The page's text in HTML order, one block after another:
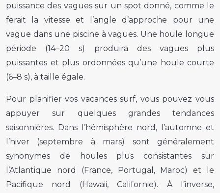
puissance des vagues sur un spot donné, comme le
ferait la vitesse et l’angle d’approche pour une
vague dans une piscine à vagues. Une houle longue
période (14–20 s) produira des vagues plus
puissantes et plus ordonnées qu’une houle courte
(6–8 s), à taille égale.
Pour planifier vos vacances surf, vous pouvez vous
appuyer sur quelques grandes tendances
saisonnières. Dans l’hémisphère nord, l’automne et
l’hiver (septembre à mars) sont généralement
synonymes de houles plus consistantes sur
l’Atlantique nord (France, Portugal, Maroc) et le
Pacifique nord (Hawaii, Californie). À l’inverse,